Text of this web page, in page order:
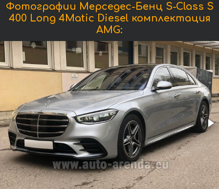
Фотографии Мерседес-Бенц S-Class S
400 Long 4Matic Diesel комплектация
AMG: